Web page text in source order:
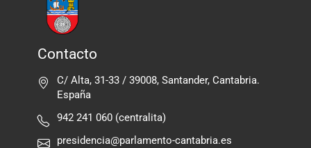
Contacto
C/ Alta, 31-33 / 39008, Santander, Cantabria.
España
942 241 060 (centralita)
presidencia@parlamento-cantabria.es